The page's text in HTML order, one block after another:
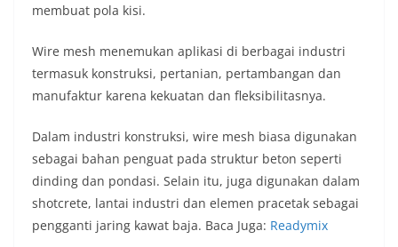
membuat pola kisi.
Wire mesh menemukan aplikasi di berbagai industri
termasuk konstruksi, pertanian, pertambangan dan
manufaktur karena kekuatan dan fleksibilitasnya.
Dalam industri konstruksi, wire mesh biasa digunakan
sebagai bahan penguat pada struktur beton seperti
dinding dan pondasi. Selain itu, juga digunakan dalam
shotcrete, lantai industri dan elemen pracetak sebagai
pengganti jaring kawat baja. Baca Juga: Readymix